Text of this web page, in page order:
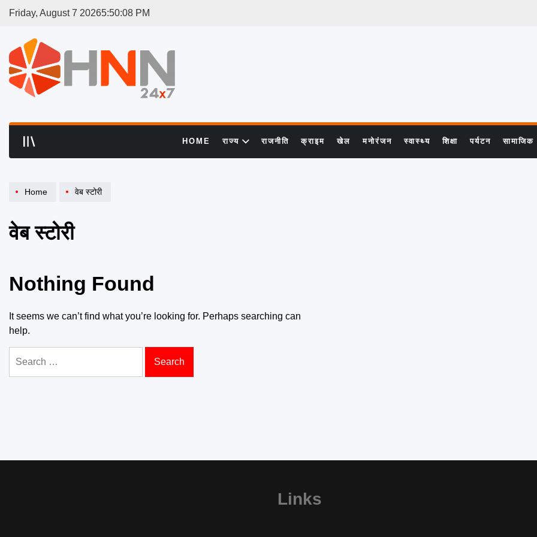
Friday, August 7 20265:50:08 PM
HOME राज्य राजनीति क्राइम खेल मनोरंजन स्वास्थ्य शिक्षा पर्यटन सामाजिक
Home वेब स्टोरी
वेब स्टोरी
Nothing Found
It seems we can’t find what you’re looking for. Perhaps searching can
help.
for:
Links